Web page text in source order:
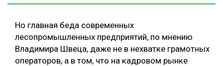
Но главная беда современных
лесопромышленных предприятий, по мнению
Владимира Швеца, даже не в нехватке грамотных
операторов, а в том, что на кадровом рынке